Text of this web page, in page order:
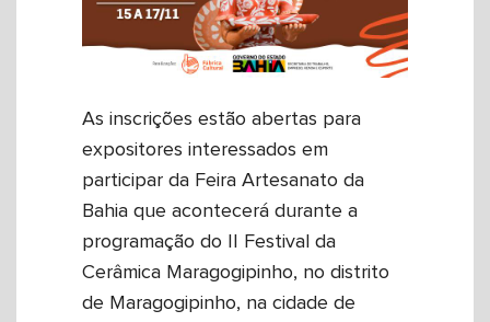
As inscrições estão abertas para
expositores interessados em
participar da Feira Artesanato da
Bahia que acontecerá durante a
programação do II Festival da
Cerâmica Maragogipinho, no distrito
de Maragogipinho, na cidade de